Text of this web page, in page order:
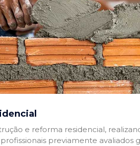
e reforma residencial,
previamente avaliados